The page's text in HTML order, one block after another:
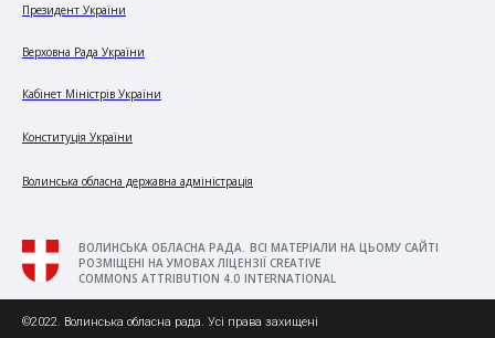
Президент України
Верховна Рада України
Кабінет Міністрів України
Конституція України
Волинська обласна державна адміністрація
ВОЛИНСЬКА ОБЛАСНА РАДА. ВСІ МАТЕРІАЛИ НА ЦЬОМУ САЙТІ
РОЗМІЩЕНІ НА УМОВАХ ЛІЦЕНЗІЇ CREATIVE
COMMONS ATTRIBUTION 4.0 INTERNATIONAL
©2022. Волинська обласна рада. Усі права захищені